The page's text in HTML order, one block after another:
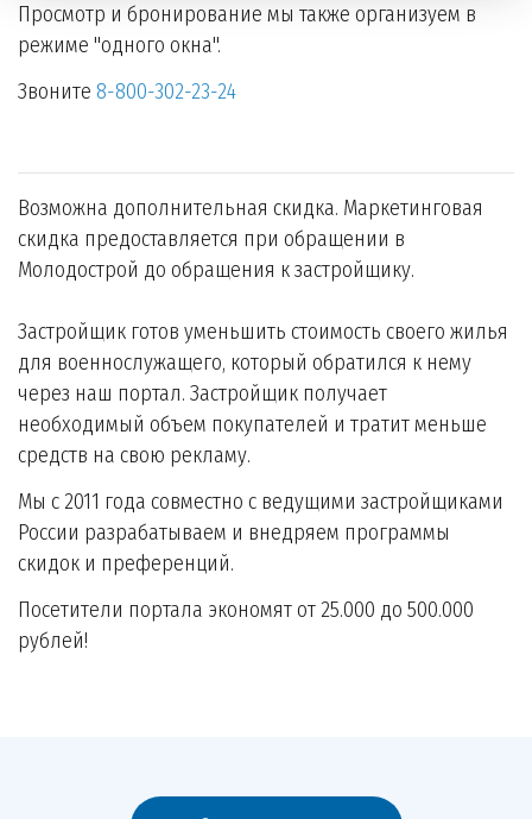
Просмотр и бронирование мы также организуем в
режиме "одного окна".
Звоните 8-800-302-23-24
Возможна дополнительная скидка. Маркетинговая
скидка предоставляется при обращении в
Молодострой до обращения к застройщику.
Застройщик готов уменьшить стоимость своего жилья
для военнослужащего, который обратился к нему
через наш портал. Застройщик получает
необходимый объем покупателей и тратит меньше
средств на свою рекламу.
Мы с 2011 года совместно с ведущими застройщиками
России разрабатываем и внедряем программы
скидок и преференций.
Посетители портала экономят от 25.000 до 500.000
рублей!